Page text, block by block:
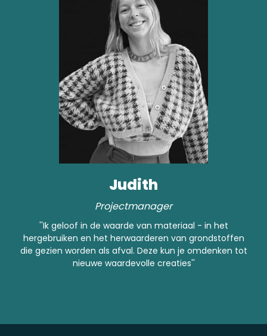
Judith
Projectmanager
''Ik geloof in de waarde van materiaal - in het
hergebruiken en het herwaarderen van grondstoffen
die gezien worden als afval. Deze kun je omdenken tot
nieuwe waardevolle creaties''